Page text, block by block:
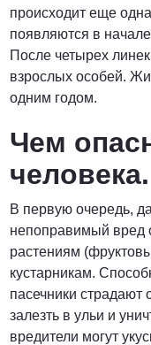
происходит еще
появляются в
После четырех
взрослых особей.
одним годом.
Чем
человека.
В первую очередь,
непоправимый вред
растениям
кустарникам.
пасечники страдают
залезть в ульи и
вредители могут